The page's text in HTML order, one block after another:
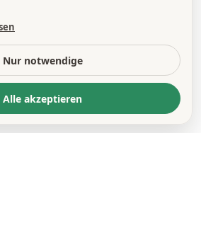
Nur notwendige
Alle akzeptieren